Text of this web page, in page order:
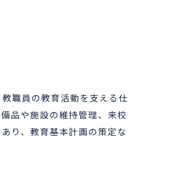
職員の教育活動を支える仕
品や施設の維持管理、来校
り、教育基本計画の策定な